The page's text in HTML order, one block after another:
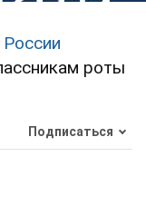
России
роты
Подписаться